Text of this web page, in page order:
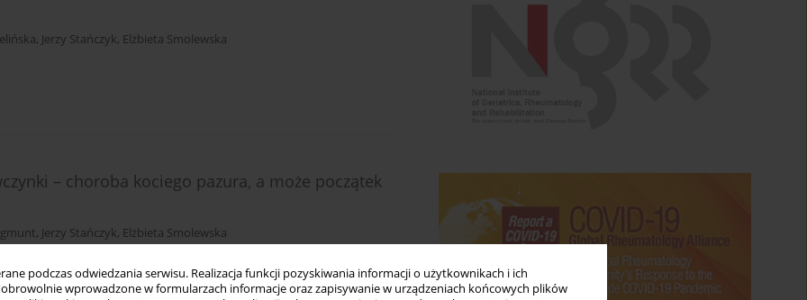
podczas odwiedzania serwisu. Realizacja funkcji pozyskiwania informacji o użytkownikach i ich
wprowadzone w formularzach informacje oraz zapisywanie w urządzeniach końcowych plików
, Jerzy Stańczyk, Elżbieta Smolewska
– choroba kociego pazura, a może początek
, Jerzy Stańczyk, Elżbieta Smolewska